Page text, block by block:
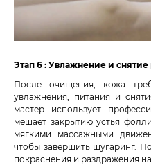
Этап 6 : Увлажнение и
После очищения, кожа
увлажнения, питания и
мастер использует
мешает закрытию устья
мягкими массажными
чтобы завершить шугаринг.
покраснения и раздражения